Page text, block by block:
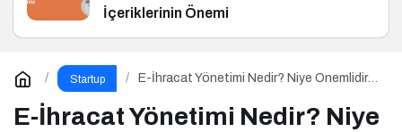
İçeriklerinin Önemi
Startup
E-İhracat Yönetimi Nedir? Niye Önemlidir?
E-İhracat Yönetimi Nedir? Niye